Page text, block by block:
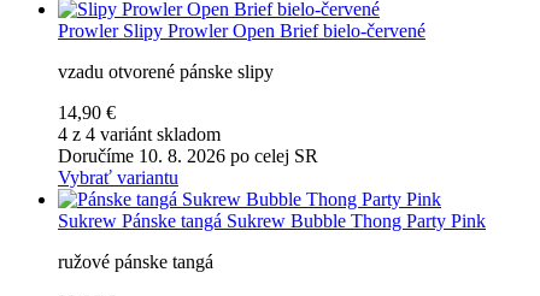
Prowler Slipy Prowler Open Brief bielo-červené
vzadu otvorené pánske slipy
14,90 €
4 z 4 variánt skladom
Doručíme 10. 8. 2026 po celej SR
Vybrať variantu
Sukrew Pánske tangá Sukrew Bubble Thong Party Pink
ružové pánske tangá